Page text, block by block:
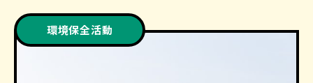
環境保全活動